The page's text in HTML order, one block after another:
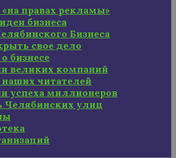
правах рекламы»
бизнеса
Бизнеса
свое дело
бизнесе
великих компаний
наших читателей
успеха миллионеров
Челябинских улиц